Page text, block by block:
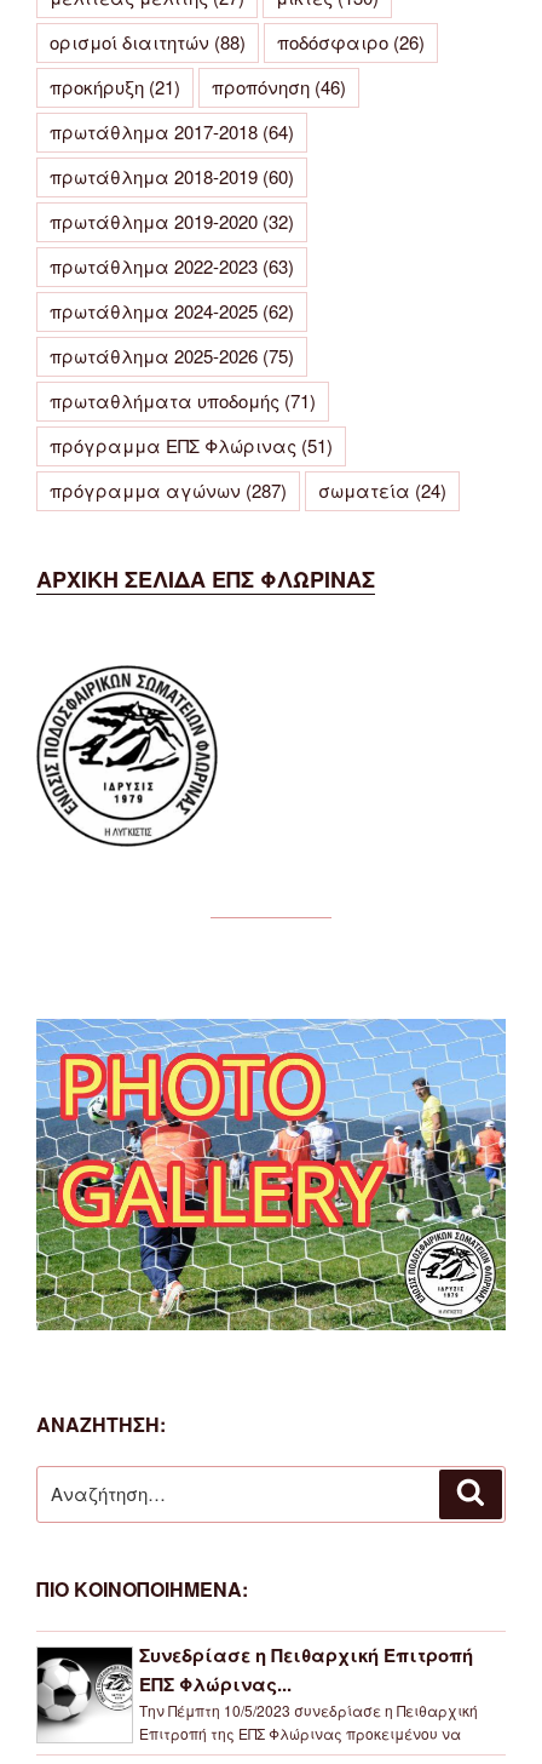
ορισμοί διαιτητών (88) ποδόσφαιρο (26)
προκήρυξη (21) προπόνηση (46)
πρωτάθλημα 2017-2018 (64)
πρωτάθλημα 2018-2019 (60)
πρωτάθλημα 2019-2020 (32)
πρωτάθλημα 2022-2023 (63)
πρωτάθλημα 2024-2025 (62)
πρωτάθλημα 2025-2026 (75)
πρωταθλήματα υποδομής (71)
πρόγραμμα ΕΠΣ Φλώρινας (51)
πρόγραμμα αγώνων (287) σωματεία (24)
ΑΡΧΙΚΗ ΣΕΛΙΔΑ ΕΠΣ ΦΛΩΡΙΝΑΣ
ΑΝΑΖΗΤΗΣΗ:
για:
ΠΙΟ ΚΟΙΝΟΠΟΙΗΜΕΝΑ:
Συνεδρίασε η Πειθαρχική Επιτροπή
ΕΠΣ Φλώρινας...
Την Πέμπτη 10/5/2023 συνεδρίασε η Πειθαρχική
Επιτροπή της ΕΠΣ Φλώρινας προκειμένου να